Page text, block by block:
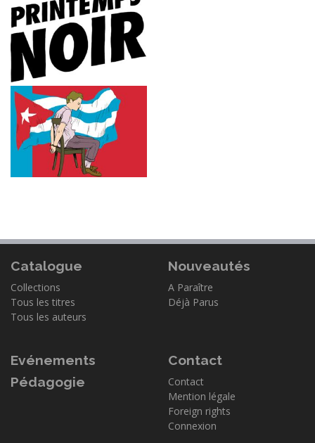
Catalogue
Collections
Tous les titres
Tous les auteurs
Nouveautés
A Paraître
Déjà Parus
Evénements
Pédagogie
Contact
Contact
Mention légale
Foreign rights
Connexion